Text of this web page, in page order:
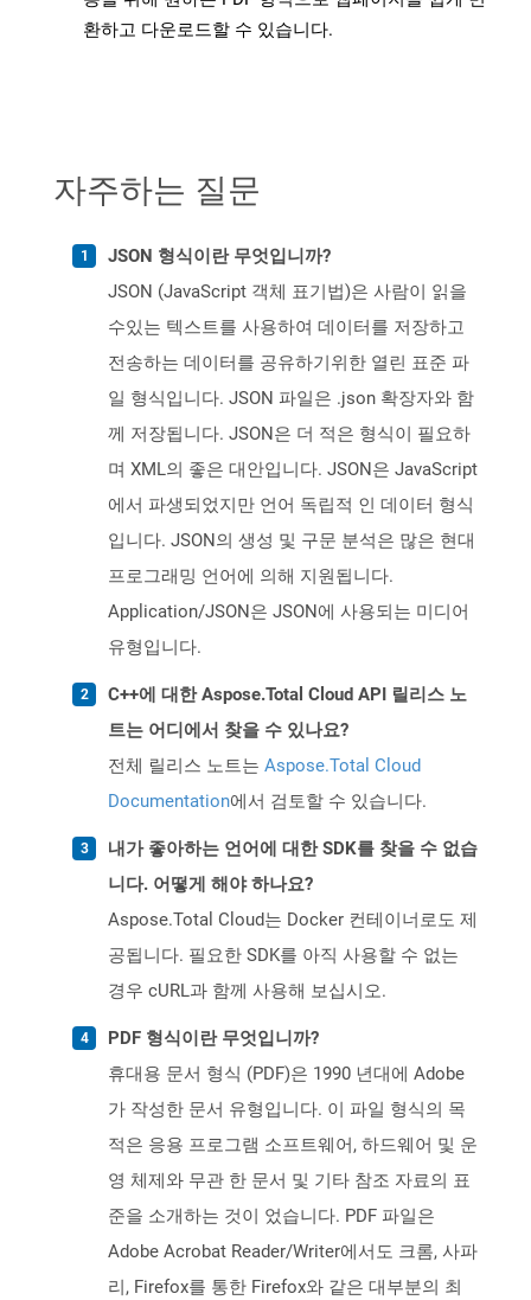
환하고 다운로드할 수 있습니다.
자주하는 질문
JSON 형식이란 무엇입니까?
JSON (JavaScript 객체 표기법)은 사람이 읽을
수있는 텍스트를 사용하여 데이터를 저장하고
전송하는 데이터를 공유하기위한 열린 표준 파
일 형식입니다. JSON 파일은 .json 확장자와 함
께 저장됩니다. JSON은 더 적은 형식이 필요하
며 XML의 좋은 대안입니다. JSON은 JavaScript
에서 파생되었지만 언어 독립적 인 데이터 형식
입니다. JSON의 생성 및 구문 분석은 많은 현대
프로그래밍 언어에 의해 지원됩니다.
Application/JSON은 JSON에 사용되는 미디어
유형입니다.
C++에 대한 Aspose.Total Cloud API 릴리스 노
트는 어디에서 찾을 수 있나요?
전체 릴리스 노트는 Aspose.Total Cloud
Documentation에서 검토할 수 있습니다.
내가 좋아하는 언어에 대한 SDK를 찾을 수 없습
니다. 어떻게 해야 하나요?
Aspose.Total Cloud는 Docker 컨테이너로도 제
공됩니다. 필요한 SDK를 아직 사용할 수 없는
경우 cURL과 함께 사용해 보십시오.
PDF 형식이란 무엇입니까?
휴대용 문서 형식 (PDF)은 1990 년대에 Adobe
가 작성한 문서 유형입니다. 이 파일 형식의 목
적은 응용 프로그램 소프트웨어, 하드웨어 및 운
영 체제와 무관 한 문서 및 기타 참조 자료의 표
준을 소개하는 것이 었습니다. PDF 파일은
Adobe Acrobat Reader/Writer에서도 크롬, 사파
리, Firefox를 통한 Firefox와 같은 대부분의 최